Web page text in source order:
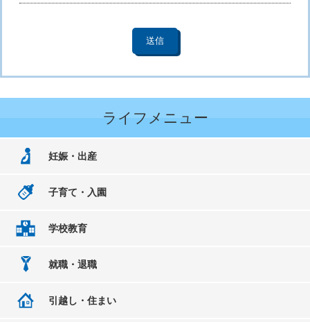
ライフメニュー
妊娠・出産
子育て・入園
学校教育
就職・退職
引越し・住まい